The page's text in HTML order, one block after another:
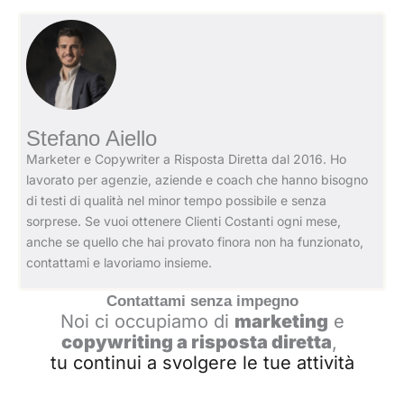
Stefano Aiello
Marketer e Copywriter a Risposta Diretta dal 2016. Ho
lavorato per agenzie, aziende e coach che hanno bisogno
di testi di qualità nel minor tempo possibile e senza
sorprese. Se vuoi ottenere Clienti Costanti ogni mese,
anche se quello che hai provato finora non ha funzionato,
contattami e lavoriamo insieme.
Contattami senza impegno
Noi ci occupiamo di marketing e
copywriting a risposta diretta,
tu continui a svolgere le tue attività